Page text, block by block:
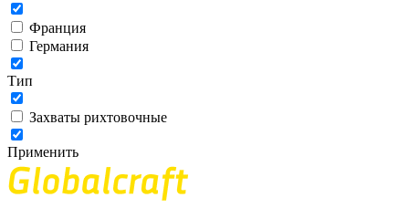
Франция
Германия
Тип
Захваты рихтовочные
Применить